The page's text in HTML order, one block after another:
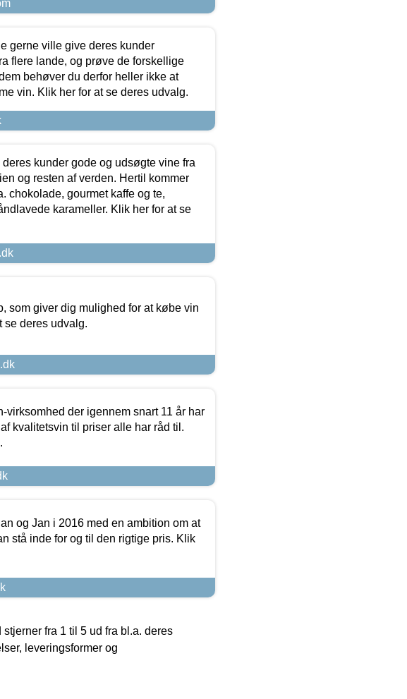
gerne ville give deres kunder
flere lande, og prøve de forskellige
behøver du derfor heller ikke at
vin. Klik her for at se deres udvalg.
kunder gode og udsøgte vine fra
og resten af verden. Hertil kommer
chokolade, gourmet kaffe og te,
karameller. Klik her for at se
som giver dig mulighed for at købe vin
se deres udvalg.
virksomhed der igennem snart 11 år har
kvalitetsvin til priser alle har råd til.
og Jan i 2016 med en ambition om at
stå inde for og til den rigtige pris. Klik
fra 1 til 5 ud fra bl.a. deres
leveringsformer og